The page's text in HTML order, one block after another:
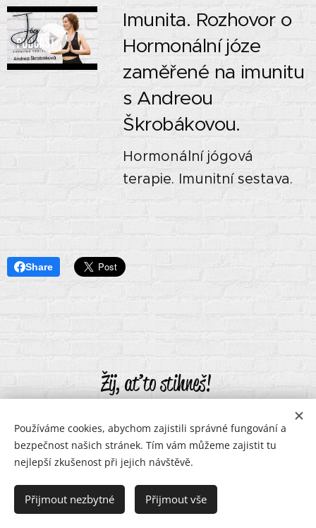
Imunita. Rozhovor o
Hormonální józe
zaměřené na imunitu
s Andreou
Škrobákovou.
Hormonální jógová
terapie. Imunitní sestava.
Share
Žij, ať to stihneš!
Karolína Tou-Jou karolinatoujou@gmail.com
Používáme cookies, abychom zajistili správné fungování a
bezpečnost našich stránek. Tím vám můžeme zajistit tu
nejlepší zkušenost při jejich návštěvě.
Přijmout nezbytné Přijmout vše